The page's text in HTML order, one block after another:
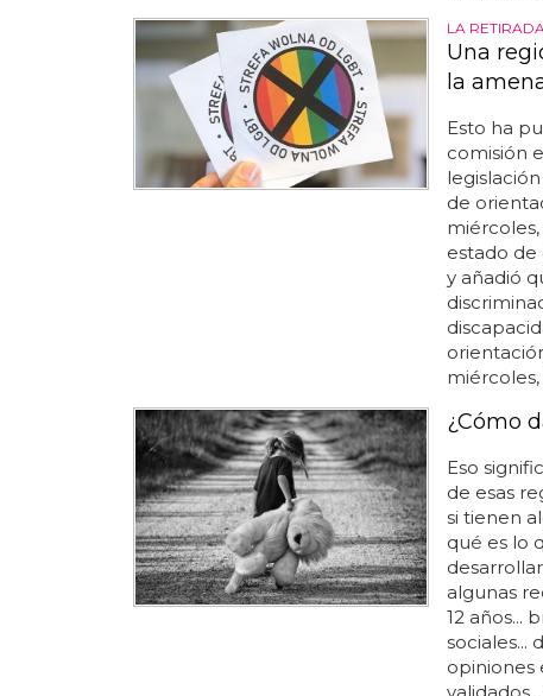
LA
Una
la
Esto ha
comisión
de
estado de
y añadió
¿Cómo
Eso
de esas
si tienen
qué es lo
algunas
12 años...
sociales...
opiniones